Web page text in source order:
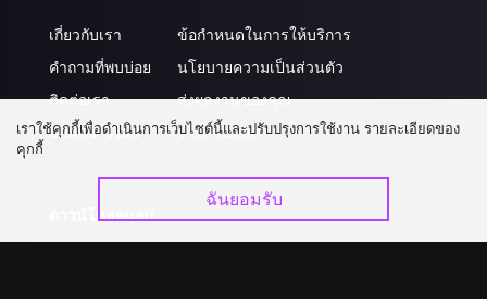
เกี่ยวกับเรา
คำถามที่พบบ่อย
ติดต่อเรา
อัปเกรด วีไอพี
ข้อกำหนดในการให้บริการ
นโยบายความเป็นส่วนตัว
ส่งผลงานของคุณ
ร่วมงานกับเรา
ดาวน์โหลดแอป
เราใช้คุกกี้เพื่อดำเนินการเว็บไซต์นี้และปรับปรุงการใช้งาน รายละเอียดของ
คุกกี้
ฉันยอมรับ